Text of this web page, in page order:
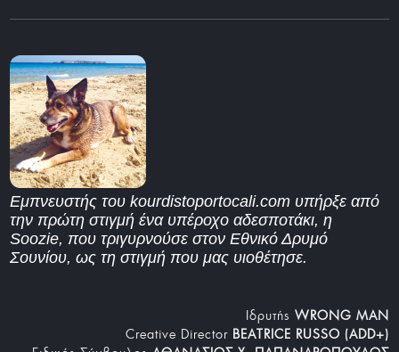
Εμπνευστής του kourdistoportocali.com υπήρξε από
την πρώτη στιγμή ένα υπέροχο αδεσποτάκι, η
Soozie, που τριγυρνούσε στον Εθνικό Δρυμό
Σουνίου, ως τη στιγμή που μας υιοθέτησε.
Iδρυτής WRONG MAN
Creative Director BEATRICE RUSSO (ADD+)